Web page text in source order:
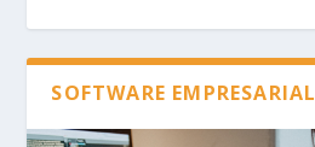
SOFTWARE EMPRESARIAL